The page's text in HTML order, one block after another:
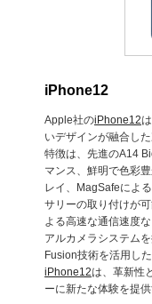
iPhone12
Apple社のiPhone12
いデザインが融合し
特徴は、先進のA14
マンス、鮮明で色彩
レイ、MagSafeによ
サリーの取り付けが
よる高速な通信速度
アルカメラシステム
Fusion技術を活用し
iPhone12は、革新性
ーに新たな体験を提